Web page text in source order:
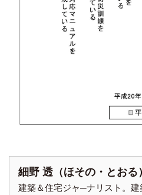
細野 透（ほその・とおる）
建築＆住宅ジャ─ナリスト。